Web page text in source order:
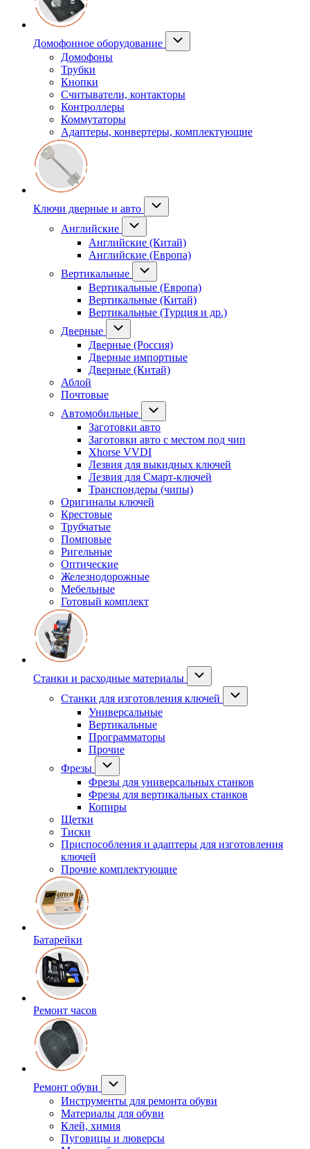
Домофонное оборудование
Домофоны
Трубки
Кнопки
Считыватели, контакторы
Контроллеры
Коммутаторы
Адаптеры, конвертеры, комплектующие
Ключи дверные и авто
Английские
Английские (Китай)
Английские (Европа)
Вертикальные
Вертикальные (Европа)
Вертикальные (Китай)
Вертикальные (Турция и др.)
Дверные
Дверные (Россия)
Дверные импортные
Дверные (Китай)
Аблой
Почтовые
Автомобильные
Заготовки авто
Заготовки авто с местом под чип
Xhorse VVDI
Лезвия для выкидных ключей
Лезвия для Смарт-ключей
Транспондеры (чипы)
Оригиналы ключей
Крестовые
Трубчатые
Помповые
Ригельные
Оптические
Железнодорожные
Мебельные
Готовый комплект
Станки и расходные материалы
Станки для изготовления ключей
Универсальные
Вертикальные
Программаторы
Прочие
Фрезы
Фрезы для универсальных станков
Фрезы для вертикальных станков
Копиры
Щетки
Тиски
Приспособления и адаптеры для изготовления
ключей
Прочие комплектующие
Батарейки
Ремонт часов
Ремонт обуви
Инструменты для ремонта обуви
Материалы для обуви
Клей, химия
Пуговицы и люверсы